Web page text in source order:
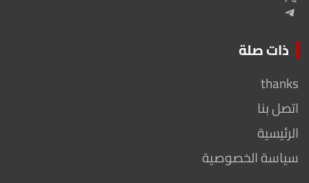
Telegram
ذات صلة
thanks
اتصل بنا
الرئيسية
سياسة الخصوصية